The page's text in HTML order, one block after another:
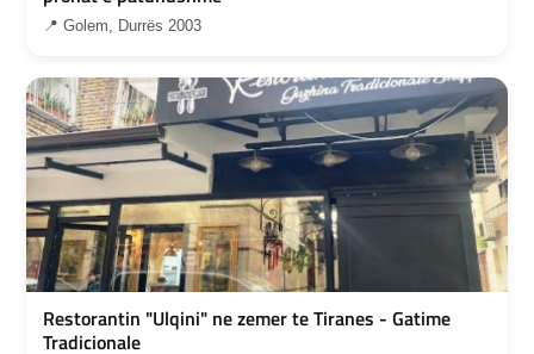
📍 Golem, Durrës 2003
Restorantin "Ulqini" ne zemer te Tiranes - Gatime
Tradicionale